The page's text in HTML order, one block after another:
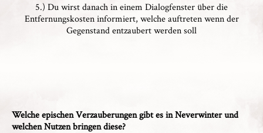
5.) Du wirst danach in einem Dialogfenster über die
Entfernungskosten informiert, welche auftreten wenn der
Gegenstand entzaubert werden soll
Welche epischen Verzauberungen gibt es in Neverwinter und
welchen Nutzen bringen diese?